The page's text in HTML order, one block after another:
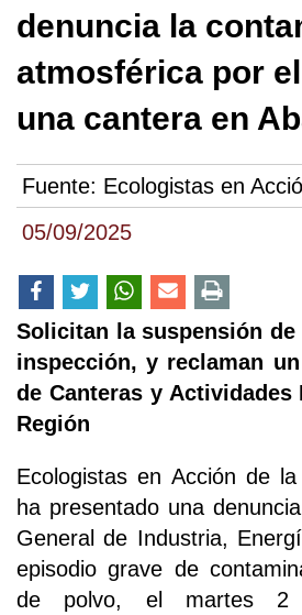
05/09/2025
denuncia la
atmosférica por
una cantera en
Fuente: Ecologistas en
Solicitan la suspensión
inspección, y reclaman
de Canteras y
Región
Ecologistas en Acción de
ha presentado una
General de Industria,
episodio grave de
de polvo, el martes 2